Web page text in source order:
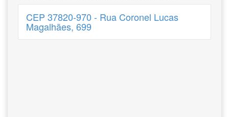
CEP 37820-970 - Rua Coronel Lucas
Magalhães, 699